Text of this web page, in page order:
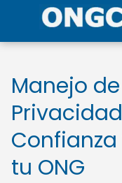
Manejo
tu ONG